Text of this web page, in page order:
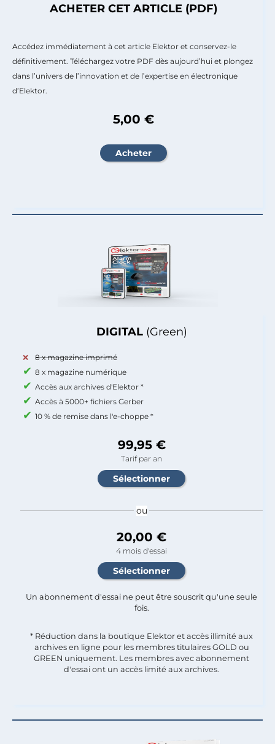
DIGITAL (Green)
8 x magazine imprimé
8 x magazine numérique
Accès aux archives d'Elektor *
Accès à 5000+ fichiers Gerber
10 % de remise dans l'e-choppe *
99,95 €
Tarif par an
ou
20,00 €
4 mois d'essai
Un abonnement d'essai ne peut être souscrit qu'une seule
fois.​
* Réduction dans la boutique Elektor et accès illimité aux
archives en ligne pour les membres titulaires GOLD ou
GREEN uniquement. Les membres avec abonnement
d'essai ont un accès limité aux archives.
ACHETER CET ARTICLE (PDF)
Accédez immédiatement à cet article Elektor et conservez-le
définitivement. Téléchargez votre PDF dès aujourd’hui et plongez
dans l’univers de l’innovation et de l’expertise en électronique
d’Elektor.
5,00 €